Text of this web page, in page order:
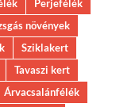
Perjefélék
növények
Sziklakert
Tavaszi kert
Árvacsalánfélék